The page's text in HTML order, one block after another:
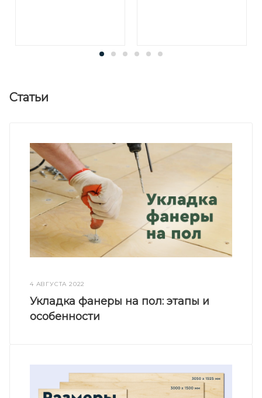
Статьи
4 АВГУСТА 2022
Укладка фанеры на пол: этапы и
особенности